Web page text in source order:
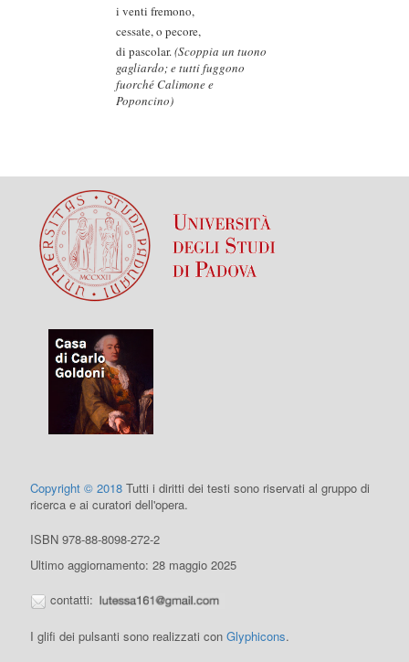
i venti fremono,
cessate, o pecore,
di pascolar.(Scoppia un tuono
gagliardo; e tutti fuggono
fuorché Calimone e
Poponcino)
Copyright © 2018 Tutti i diritti dei testi sono riservati al gruppo di
ricerca e ai curatori dell'opera.
ISBN 978-88-8098-272-2
Ultimo aggiornamento: 28 maggio 2025
contatti:
I glifi dei pulsanti sono realizzati conGlyphicons.